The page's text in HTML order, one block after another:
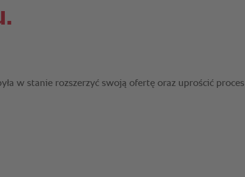
w stanie rozszerzyć swoją ofertę oraz uprościć proces